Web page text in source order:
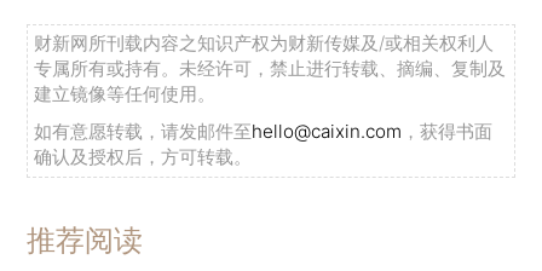
财新网所刊载内容之知识产权为财新传媒及/或相关权利人
专属所有或持有。未经许可，禁止进行转载、摘编、复制及
建立镜像等任何使用。
如有意愿转载，请发邮件至hello@caixin.com ，获得书面
确认及授权后，方可转载。
推荐阅读